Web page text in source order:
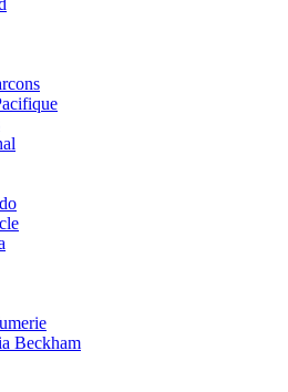
Beckham